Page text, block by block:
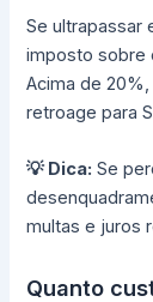
Se ultrapassar
imposto sobre
Acima de
retroage para
💡 Dica: Se
multas e juros
Quanto